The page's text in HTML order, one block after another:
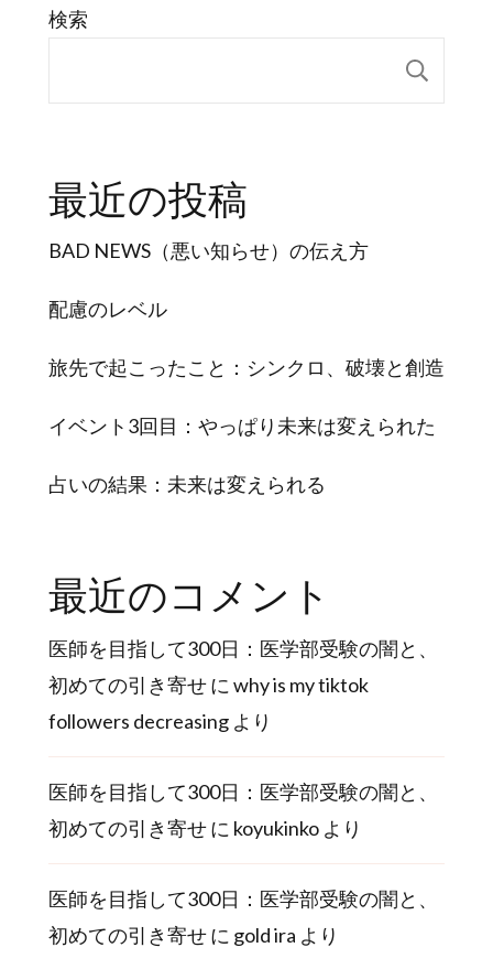
検索
最近の投稿
BAD NEWS（悪い知らせ）の伝え方
配慮のレベル
旅先で起こったこと：シンクロ、破壊と創造
イベント3回目：やっぱり未来は変えられた
占いの結果：未来は変えられる
最近のコメント
医師を目指して300日：医学部受験の闇と、
初めての引き寄せに why is my tiktok
followers decreasing より
医師を目指して300日：医学部受験の闇と、
初めての引き寄せに koyukinko より
医師を目指して300日：医学部受験の闇と、
初めての引き寄せに gold ira より